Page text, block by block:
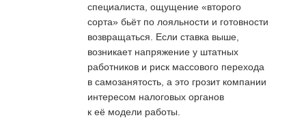
специалиста, ощущение «второго
сорта» бьёт по лояльности и готовности
возвращаться. Если ставка выше,
возникает напряжение у штатных
работников и риск массового перехода
в самозанятость, а это грозит компании
интересом налоговых органов
к её модели работы.